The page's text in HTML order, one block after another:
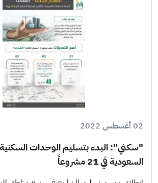
02 أغسطس 2022
"سكني": البدء بتسليم الوحدات السكنية
السعودية في 21 مشروعاً